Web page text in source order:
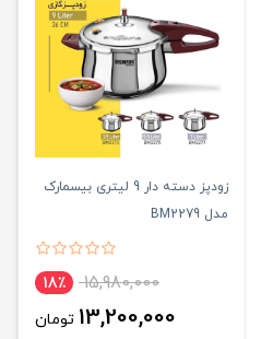
زودپز دسته دار 9 لیتری بیسمارک
مدل BM2279
15,980,000 18٪
13,200,000 تومان